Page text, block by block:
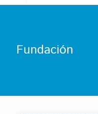
Fundación